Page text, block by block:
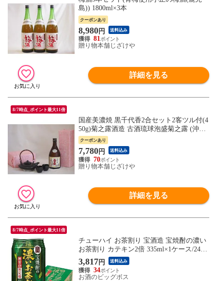
島)) 1800ml×3本
クーポンあり
8,980円 送料込み
81
贈り物本舗じざけや
詳細を見る
8/7時点_ポイント最大11倍
国産美濃焼 黒千代香2合セット2客ツル付(4
50g)菊之露酒造 古酒琉球泡盛菊之露 (沖縄
県) 720ml
クーポンあり
7,780円 送料込み
70
贈り物本舗じざけや
詳細を見る
8/7時点_ポイント最大11倍
チューハイ お茶割り 宝酒造 宝焼酎の濃い
お茶割り カテキン2倍 335ml×1ケース/24本
《024》『BSH』【本州のみ 送料無料】
3,817 円 送料込み
34
お酒のビッグボス